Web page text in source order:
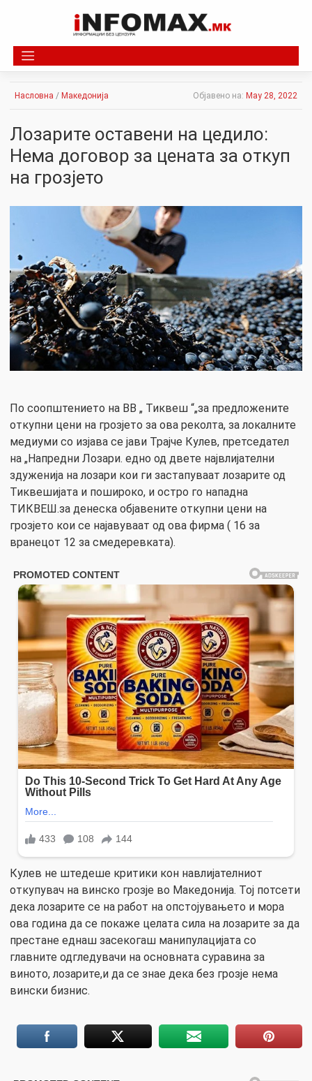
Насловна / Македонија Објавено на: May 28, 2022
Лозарите оставени на цедило:
Нема договор за цената за откуп
на грозјето
По соопштението на ВВ „ Тиквеш “„за предложените
откупни цени на грозјето за ова реколта, за локалните
медиуми со изјава се јави Трајче Кулев, претседател
на „Напредни Лозари. едно од двете највлијателни
здуженија на лозари кои ги застапуваат лозарите од
Тиквешијата и пошироко, и остро го нападна
ТИКВЕШ.за денеска објавените откупни цени на
грозјето кои се најавуваат од ова фирма ( 16 за
вранецот 12 за смедеревката).
Кулев не штедеше критики кон навлијателниот
откупувач на винско грозје во Македонија. Тој потсети
дека лозарите се на работ на опстојувањето и мора
ова година да се покаже целата сила на лозарите за да
престане еднаш засекогаш манипулацијата со
главните одгледувачи на основната суравина за
виното, лозарите,и да се знае дека без грозје нема
вински бизнис.